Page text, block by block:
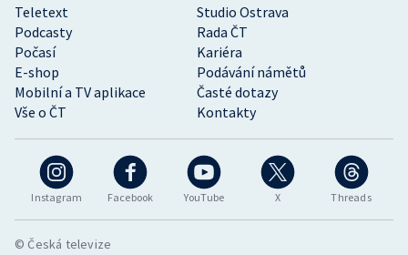
Instagram Facebook YouTube X Threads
Teletext
Studio Ostrava
Podcasty
Rada ČT
Počasí
Kariéra
E-shop
Podávání námětů
Mobilní a TV aplikace
Časté dotazy
Vše o ČT
Kontakty
© Česká televize